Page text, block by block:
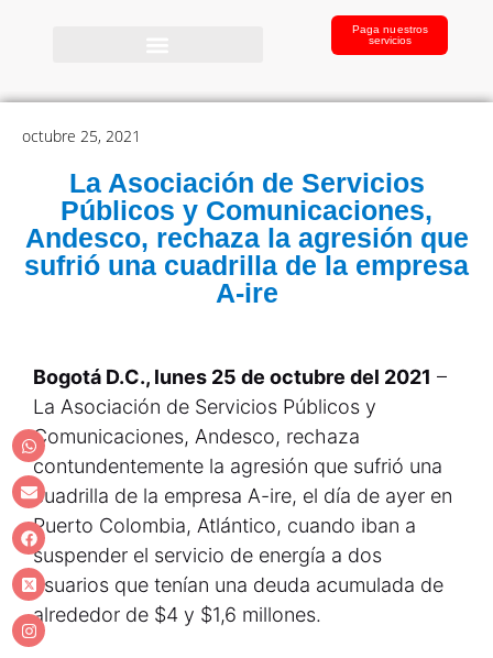
Paga nuestros
servicios
octubre 25, 2021
La Asociación de Servicios
Públicos y Comunicaciones,
Andesco, rechaza la agresión que
sufrió una cuadrilla de la empresa
A-ire
Bogotá D.C., lunes 25 de octubre del 2021 –
La Asociación de Servicios Públicos y
Comunicaciones, Andesco, rechaza
contundentemente la agresión que sufrió una
cuadrilla de la empresa A-ire, el día de ayer en
Puerto Colombia, Atlántico, cuando iban a
suspender el servicio de energía a dos
usuarios que tenían una deuda acumulada de
alrededor de $4 y $1,6 millones.